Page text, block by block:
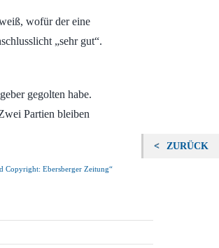
wofür der eine
„sehr gut“.
gegolten habe.
Partien bleiben
Copyright: Ebersberger Zeitung“
ZURÜCK